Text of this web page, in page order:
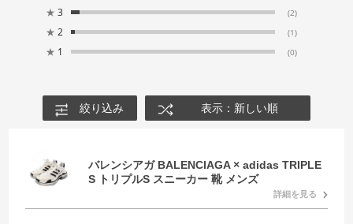
★ 3 (2)
★ 2 (1)
★ 1 (0)
絞り込み 表示：新しい順
バレンシアガ BALENCIAGA × adidas TRIPLE
S トリプルS スニーカー 靴 メンズ
詳細を見る